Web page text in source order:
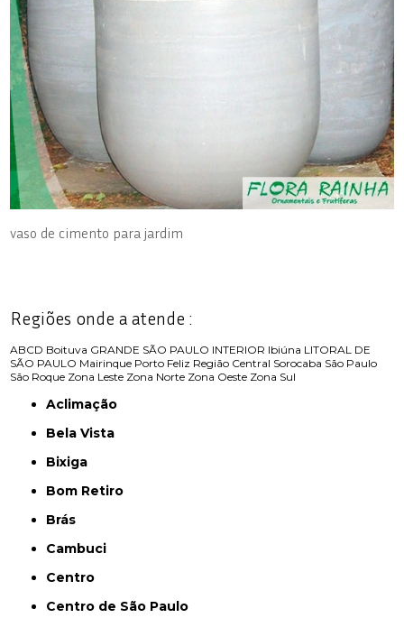
vaso de cimento para jardim
Regiões onde a atende :
ABCD Boituva GRANDE SÃO PAULO INTERIOR Ibiúna LITORAL DE
SÃO PAULO Mairinque Porto Feliz Região Central Sorocaba São Paulo
São Roque Zona Leste Zona Norte Zona Oeste Zona Sul
Aclimação
Bela Vista
Bixiga
Bom Retiro
Brás
Cambuci
Centro
Centro de São Paulo